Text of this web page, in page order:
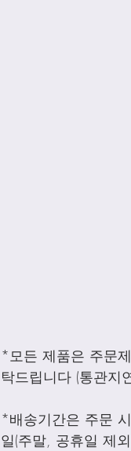
*모든 제품은 주문
탁드립니다 (통관
*배송기간은 주문
일(주말, 공휴일 제